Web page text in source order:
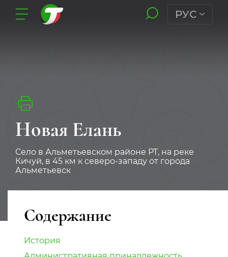
РУС
Новая Елань
Село в Альметьевском районе РТ, на реке
Кичуй, в 45 км к северо-западу от города
Альметьевск
Содержание
История